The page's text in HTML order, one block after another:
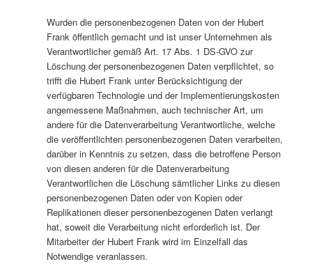
Wurden die personenbezogenen Daten von der Hubert
Frank öffentlich gemacht und ist unser Unternehmen als
Verantwortlicher gemäß Art. 17 Abs. 1 DS-GVO zur
Löschung der personenbezogenen Daten verpflichtet, so
trifft die Hubert Frank unter Berücksichtigung der
verfügbaren Technologie und der Implementierungskosten
angemessene Maßnahmen, auch technischer Art, um
andere für die Datenverarbeitung Verantwortliche, welche
die veröffentlichten personenbezogenen Daten verarbeiten,
darüber in Kenntnis zu setzen, dass die betroffene Person
von diesen anderen für die Datenverarbeitung
Verantwortlichen die Löschung sämtlicher Links zu diesen
personenbezogenen Daten oder von Kopien oder
Replikationen dieser personenbezogenen Daten verlangt
hat, soweit die Verarbeitung nicht erforderlich ist. Der
Mitarbeiter der Hubert Frank wird im Einzelfall das
Notwendige veranlassen.